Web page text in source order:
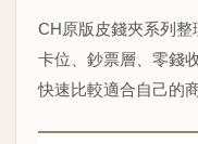
CH原版皮錢夾系列整
卡位、鈔票層、零錢
快速比較適合自己的商